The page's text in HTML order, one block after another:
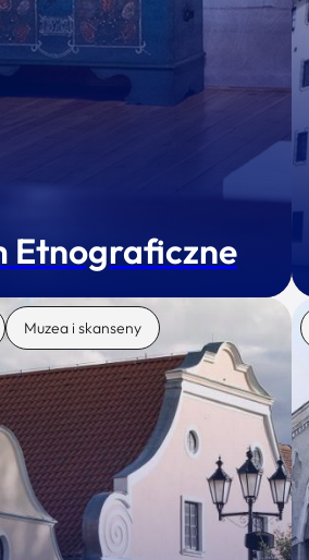
Etnograficzne
Muzea i skanseny